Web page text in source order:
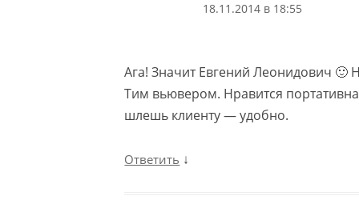
18.11.2014 в 18:55
Ага! Значит Евгений Леонидович 🙂
Тим вьювером. Нравится
шлешь клиенту — удобно.
Ответить ↓